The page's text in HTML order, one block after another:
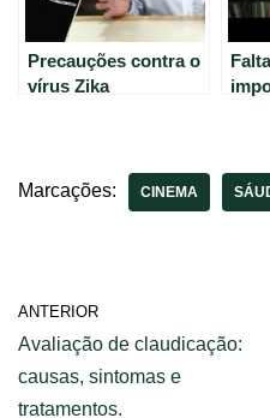
Precauções contra o
vírus Zika
Marcações: CINEMA
ANTERIOR
Avaliação de claudicação:
causas, sintomas e
tratamentos.